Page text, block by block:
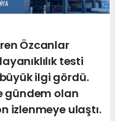
Özcanlar
testi
ilgi gördü.
gündem olan
izlenmeye ulaştı.